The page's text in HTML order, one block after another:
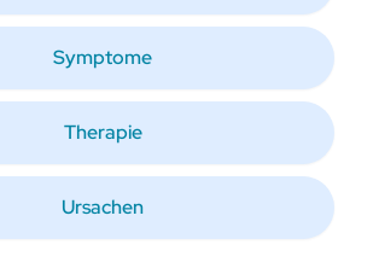
Symptome
Therapie
Ursachen